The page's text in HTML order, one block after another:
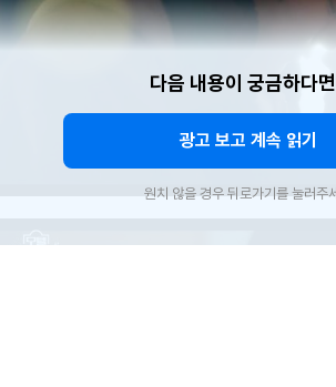
다음 내용이 궁금하다
광고 보고 계속 읽기
원치 않을 경우 뒤로가기를 눌러주